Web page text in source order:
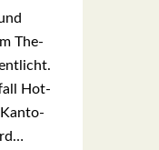
The­
Hot­
Kan­to­